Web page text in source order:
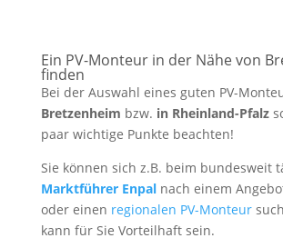
Ein PV-Monteur in der Nähe von
finden
Bei der Auswahl eines guten PV-
Bretzenheim bzw. in Rheinland-Pfalz
paar wichtige Punkte beachten!
Sie können sich z.B. beim bundesweit
Marktführer Enpalnach einem
oder einen regionalen PV-Monteur
kann für Sie Vorteilhaft sein.